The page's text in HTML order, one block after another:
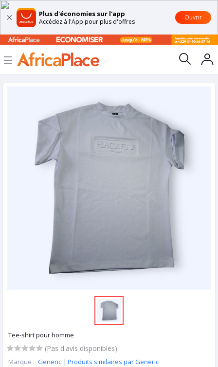
Plus d'économies sur l'app
Accédez à l'App pour plus d'offres
Ouvrir
Tee-shirt pour homme
(Pas d'avis disponibles)
Marque : Generic | Produits similaires par Generic